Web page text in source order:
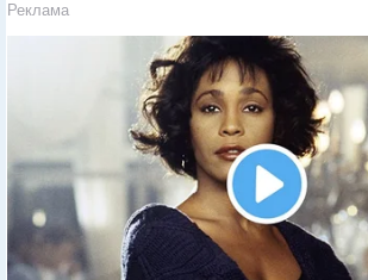
Реклама